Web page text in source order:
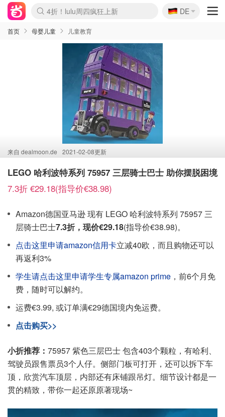
Boticinal 夏促开抢！
4折！lulu周四疯狂上新
还没结束！&OtherStories大促
Joybuy变相75折 随时失效
速领！Stanley独家85折
疑似霸哥！Camper额外叠85折
Zalando 奥莱闪促！每日更新
Moncler反季囤！5折起+叠9折
Coach Brooklyn仅€192
🇩🇪
DE
首页 母婴儿童 儿童教育
来自 dealmoon.de 2021-02-08更新
LEGO 哈利波特系列 75957 三层骑士巴士 助你摆脱困境
7.3折 €29.18(指导价€38.98)
Amazon德国亚马逊 现有 LEGO 哈利波特系列 75957 三
层骑士巴士7.3折，现价€29.18(指导价€38.98)。
点击这里申请amazon信用卡立减40欧，而且购物还可以
再返利3%
学生请点击这里申请学生专属amazon prime ，前6个月免
费，随时可以解约。
运费€3.99, 或订单满€29德国境内免运费。
点击购买>>
小折推荐： 75957 紫色三层巴士 包含403个颗粒，有哈利、
驾驶员跟售票员3个人仔。侧部门板可打开，还可以拆下车
顶，欣赏汽车顶层，内部还有床铺跟吊灯。细节设计都是一
贯的精致，带你一起还原原著现场~